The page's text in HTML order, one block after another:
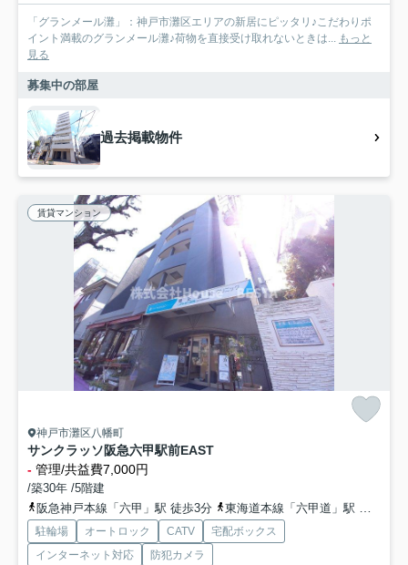
「グランメール灘」：神戸市灘区エリアの新居にピッタリ♪こだわりポ
イント満載のグランメール灘♪荷物を直接受け取れないときは... もっと
見る
募集中の部屋
過去掲載物件
賃貸マンション
神戸市灘区八幡町
サンクラッソ阪急六甲駅前EAST
- 管理/共益費7,000円
/築30年 /5階建
阪急神戸本線「六甲」駅 徒歩3分
東海道本線「六甲道」駅 徒歩8分
駐輪場 オートロック CATV
宅配ボックス
インターネット対応
防犯カメラ